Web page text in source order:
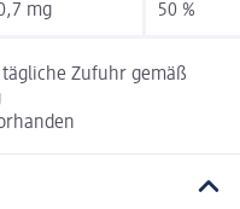
mg 50 %
Zufuhr gemäß